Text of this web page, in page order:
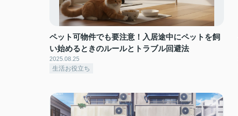
ペット可物件でも要注意！入居途中にペットを飼
い始めるときのルールとトラブル回避法
2025.08.25
生活お役立ち